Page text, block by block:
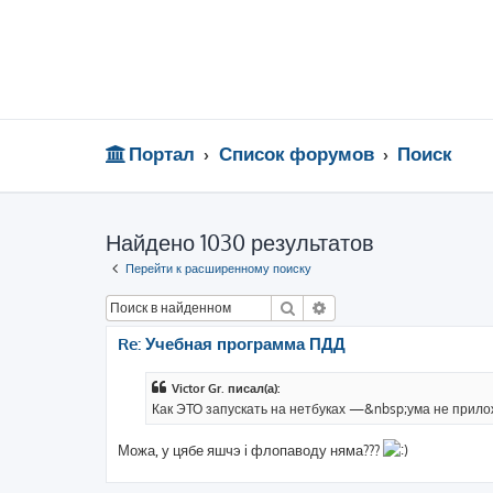
Портал Список форумов Поиск
Найдено 1030 результатов
Перейти к расширенному поиску
Поиск
Re: Учебная программа ПДД
Victor Gr. писал(а):
Как ЭТО запускать на нетбуках —&nbsp;ума не
Можа, у цябе яшчэ і флопаводу няма???